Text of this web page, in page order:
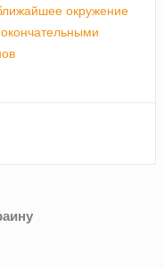
окружение